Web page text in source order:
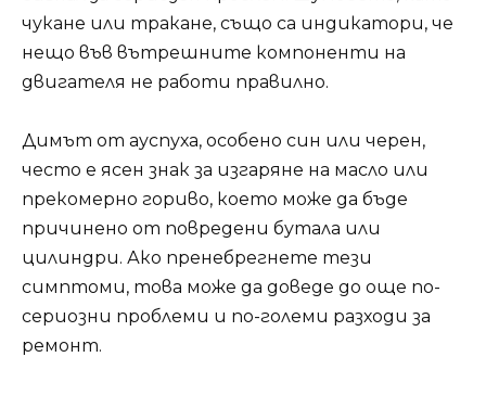
чукане или тракане, също са индикатори, че
нещо във вътрешните компоненти на
двигателя не работи правилно.
Димът от ауспуха, особено син или черен,
често е ясен знак за изгаряне на масло или
прекомерно гориво, което може да бъде
причинено от повредени бутала или
цилиндри. Ако пренебрегнете тези
симптоми, това може да доведе до още по-
сериозни проблеми и по-големи разходи за
ремонт.